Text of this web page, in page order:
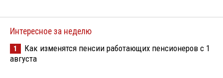
Интересное за неделю
1
Как изменятся пенсии работающих пенсионеров с 1
августа